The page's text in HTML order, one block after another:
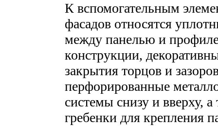
К вспомогательным
фасадов относятся
между панелью и
конструкции,
закрытия торцов и
перфорированные
системы снизу и вверху,
гребенки для крепления